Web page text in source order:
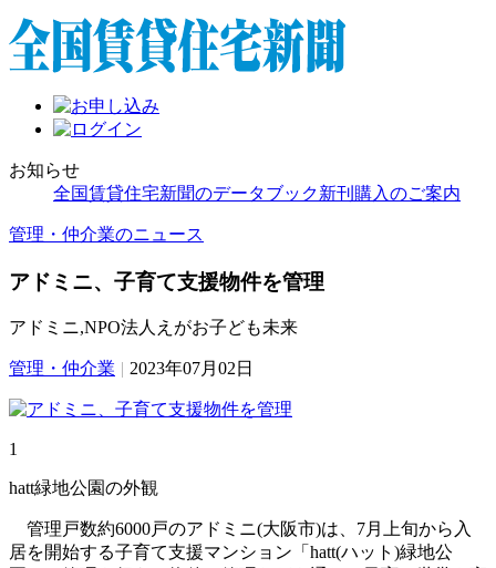
お知らせ
全国賃貸住宅新聞のデータブック新刊購入のご案内
管理・仲介業のニュース
アドミニ、子育て支援物件を管理
アドミニ,NPO法人えがお子ども未来
管理・仲介業 | 2023年07月02日
1
hatt緑地公園の外観
管理戸数約6000戸のアドミニ(大阪市)は、7月上旬から入
居を開始する子育て支援マンション「hatt(ハット)緑地公